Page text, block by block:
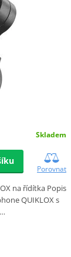
Skladem
Porovnat
na řídítka Popis
QUIKLOX s